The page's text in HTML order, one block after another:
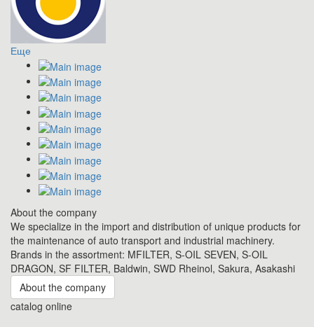
Еще
About the company
We specialize in the import and distribution of unique products for
the maintenance of auto transport and industrial machinery.
Brands in the assortment: MFILTER, S-OIL SEVEN, S-OIL
DRAGON, SF FILTER, Baldwin, SWD Rheinol, Sakura, Asakashi
About the company
catalog online